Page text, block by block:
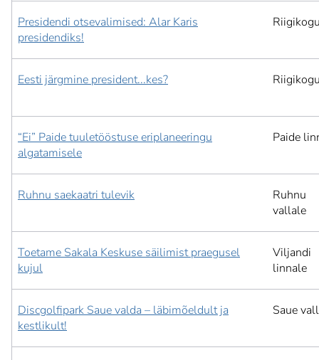
Presidendi otsevalimised: Alar Karis
presidendiks!
Eesti järgmine president...kes?
“Ei” Paide tuuletööstuse eriplaneeringu
algatamisele
Paide
Ruhnu saekaatri tulevik
Ruhnu
vallale
Toetame Sakala Keskuse säilimist praegusel
kujul
Viljandi
linnale
Discgolfipark Saue valda – läbimõeldult ja
kestlikult!
Saue